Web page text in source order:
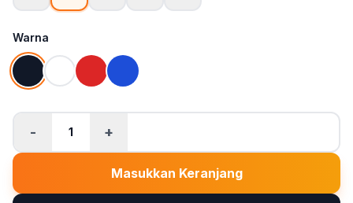
Warna
- 1 +
Masukkan Keranjang